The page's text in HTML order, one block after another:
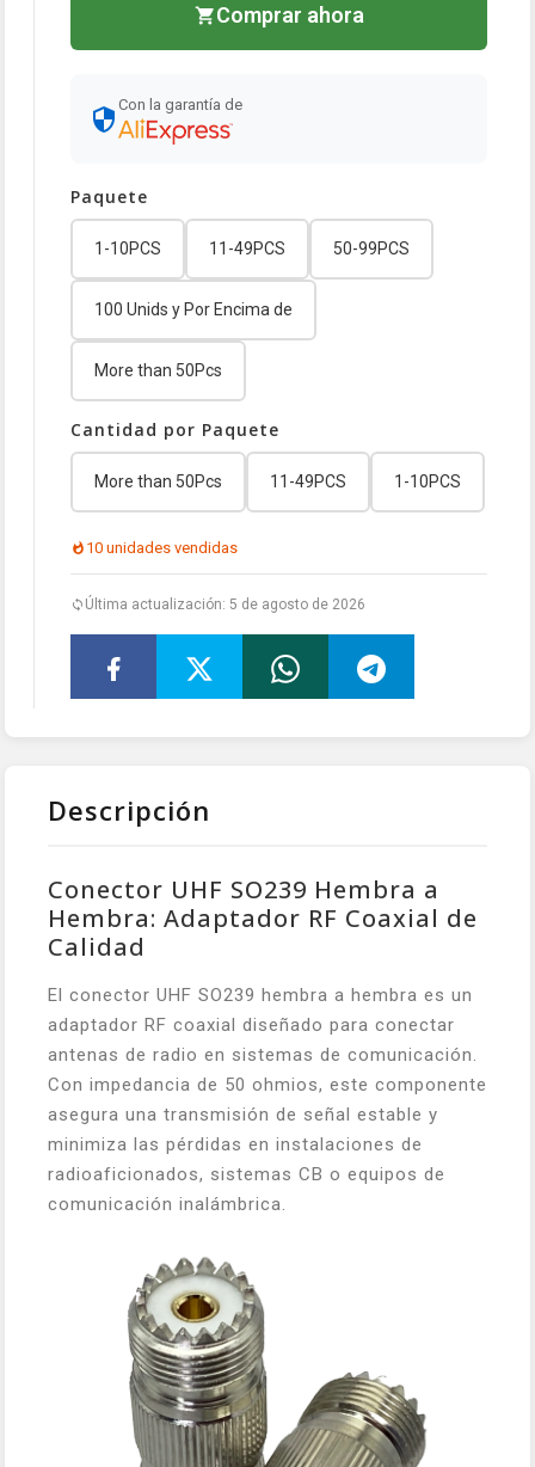
Comprar ahora
Con la garantía de
Paquete
1-10PCS 11-49PCS 50-99PCS
100 Unids y Por Encima de
More than 50Pcs
Cantidad por Paquete
More than 50Pcs 11-49PCS 1-10PCS
10 unidades vendidas
Última actualización: 5 de agosto de 2026
Descripción
Conector UHF SO239 Hembra a
Hembra: Adaptador RF Coaxial de
Calidad
El conector UHF SO239 hembra a hembra es un
adaptador RF coaxial diseñado para conectar
antenas de radio en sistemas de comunicación.
Con impedancia de 50 ohmios, este componente
asegura una transmisión de señal estable y
minimiza las pérdidas en instalaciones de
radioaficionados, sistemas CB o equipos de
comunicación inalámbrica.